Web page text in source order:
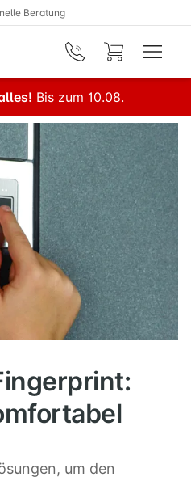
springen
Kostenlose Lieferung
Bis zum 10.08.
um den